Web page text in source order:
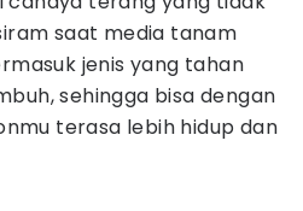
saat media tanam
jenis yang tahan
sehingga bisa dengan
terasa lebih hidup dan